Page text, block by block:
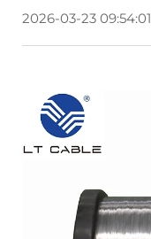
2026-03-23 09:54:01